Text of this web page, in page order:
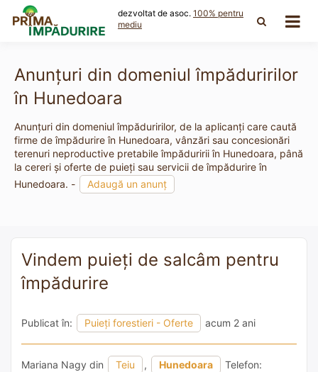
content
dezvoltat de asoc. 100% pentru
mediu
Anunțuri din domeniul împăduririlor
în Hunedoara
Anunțuri din domeniul împăduririlor, de la aplicanți care caută
firme de împădurire în Hunedoara, vânzări sau concesionări
terenuri neproductive pretabile împăduririi în Hunedoara, până
la cereri și oferte de puieți sau servicii de împădurire în
Hunedoara. -
Adaugă un anunț
Vindem puieți de salcâm pentru
împădurire
Publicat în: Puieți forestieri - Oferte acum 2 ani
Mariana Nagy din Teiu , Hunedoara
Telefon: